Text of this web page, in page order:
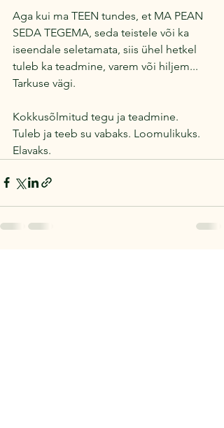
Aga kui ma TEEN tundes, et MA PEAN
SEDA TEGEMA, seda teistele või ka
iseendale seletamata, siis ühel hetkel
tuleb ka teadmine, varem või hiljem...
Tarkuse vägi.
Kokkusõlmitud tegu ja teadmine.
Tuleb ja teeb su vabaks. Loomulikuks.
Elavaks.